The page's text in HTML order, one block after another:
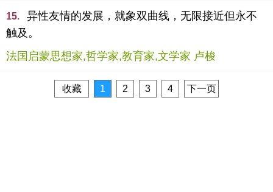
15.
异性友情的发展，就象双曲线，无限接近但永不
触及。
法国启蒙思想家,哲学家,教育家,文学家 卢梭
收藏 1 2 3 4 下一页